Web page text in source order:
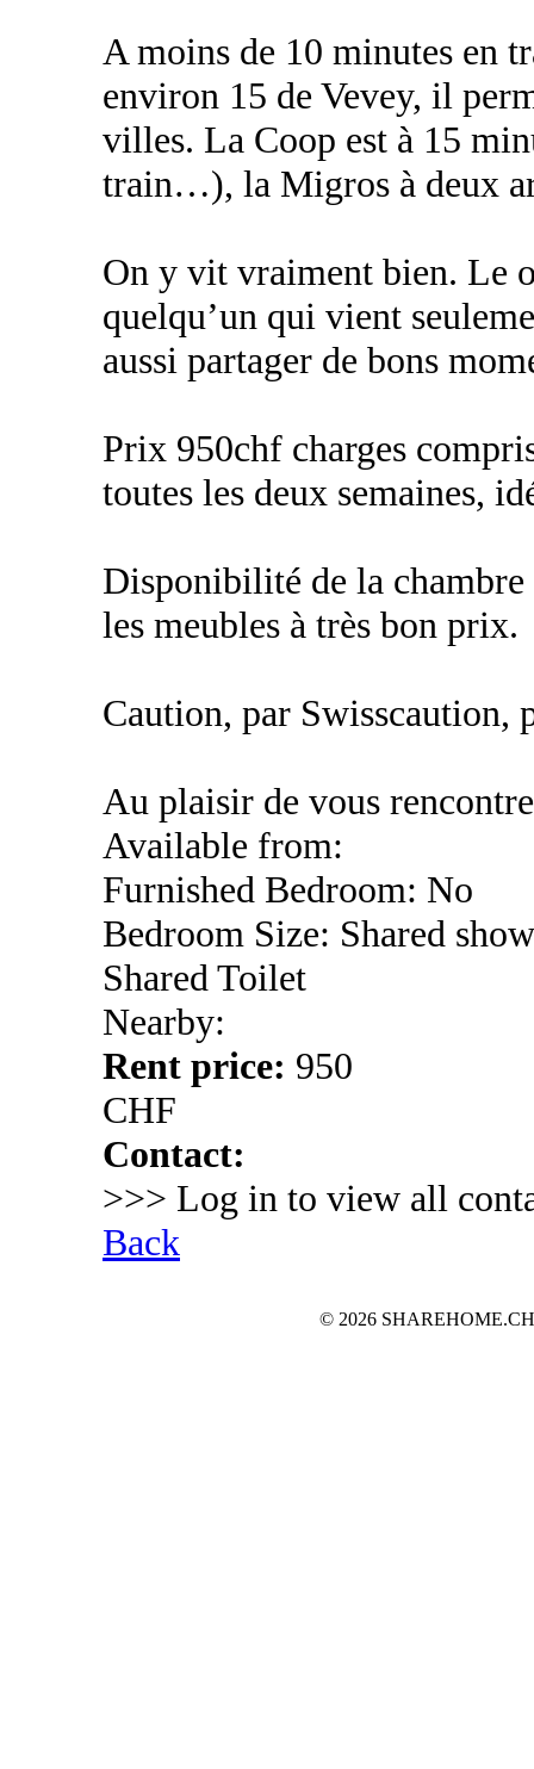
A moins de 10 minutes en
environ 15 de Vevey, il
villes. La Coop est à 15
train…), la Migros à deux
On y vit vraiment bien. Le
quelqu’un qui vient
aussi partager de bons
Prix 950chf charges
toutes les deux semaines,
Disponibilité de la
les meubles à très bon prix.
Caution, par Swisscaution,
Au plaisir de vous
Available from:
Furnished Bedroom: No
Bedroom Size: Shared
Shared Toilet
Nearby:
Rent price: 950
CHF
Contact:
>>> Log in to view all
Back
© 2026